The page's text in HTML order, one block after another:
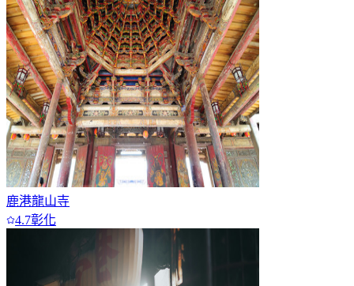
鹿港龍山寺
4.7彰化